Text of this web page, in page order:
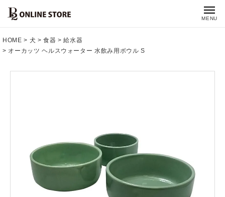
MENU
HOME 犬 食器
給水器
オーカッツ ヘルスウォーター 水飲み用ボウル S